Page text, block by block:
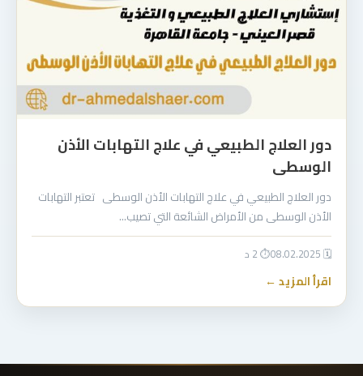
دور العلاج الطبيعي في علاج التهابات الأذن
الوسطى
دور العلاج الطبيعي في علاج التهابات الأذن الوسطى تعتبر التهابات
الأذن الوسطى من الأمراض الشائعة التي تصيب…
🗓 08.02.2025 ⏱ 2 د
اقرأ المزيد ←